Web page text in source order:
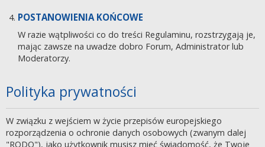
POSTANOWIENIA KOŃCOWE
W razie wątpliwości co do treści Regulaminu, rozstrzygają je,
mając zawsze na uwadze dobro Forum, Administrator lub
Moderatorzy.
Polityka prywatności
W związku z wejściem w życie przepisów europejskiego
rozporządzenia o ochronie danych osobowych (zwanym dalej
"RODO"), jako użytkownik musisz mieć świadomość, że Twoje